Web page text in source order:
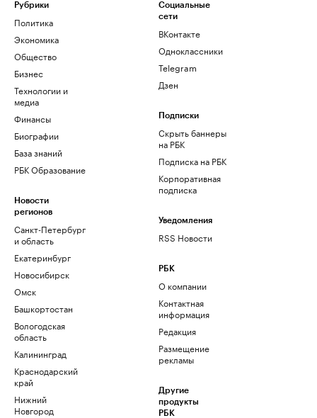
Рубрики
Политика
Экономика
Общество
Бизнес
Технологии и
медиа
Финансы
Биографии
База знаний
РБК Образование
Новости
регионов
Санкт-Петербург
и область
Екатеринбург
Новосибирск
Омск
Башкортостан
Вологодская
область
Калининград
Краснодарский
край
Нижний
Новгород
Социальные
сети
ВКонтакте
Одноклассники
Telegram
Дзен
Подписки
Скрыть баннеры
на РБК
Подписка на РБК
Корпоративная
подписка
Уведомления
RSS Новости
РБК
О компании
Контактная
информация
Редакция
Размещение
рекламы
Другие
продукты
РБК